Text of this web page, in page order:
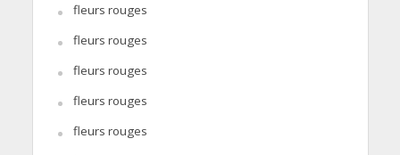
fleurs rouges
fleurs rouges
fleurs rouges
fleurs rouges
fleurs rouges